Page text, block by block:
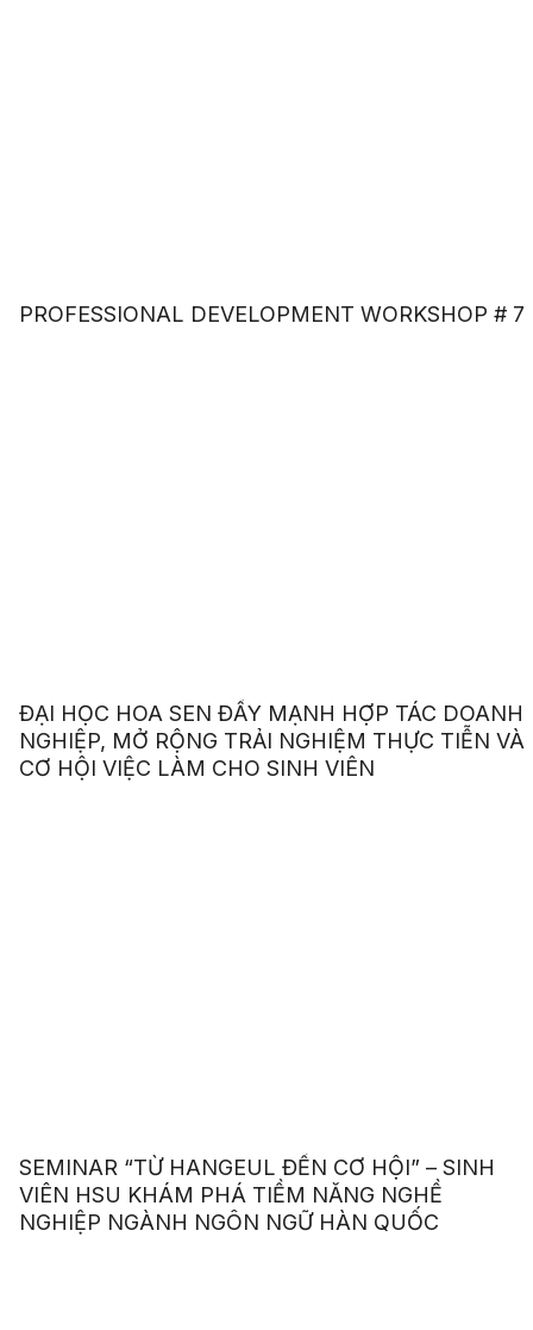
PROFESSIONAL DEVELOPMENT WORKSHOP # 7
ĐẠI HỌC HOA SEN ĐẨY MẠNH HỢP TÁC DOANH
NGHIỆP, MỞ RỘNG TRẢI NGHIỆM THỰC TIỄN VÀ
CƠ HỘI VIỆC LÀM CHO SINH VIÊN
SEMINAR “TỪ HANGEUL ĐẾN CƠ HỘI” – SINH
VIÊN HSU KHÁM PHÁ TIỀM NĂNG NGHỀ
NGHIỆP NGÀNH NGÔN NGỮ HÀN QUỐC